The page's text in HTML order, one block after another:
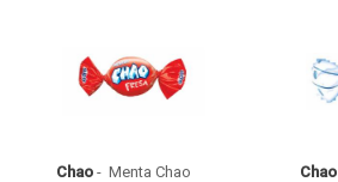
Chao - Menta Chao
Chao